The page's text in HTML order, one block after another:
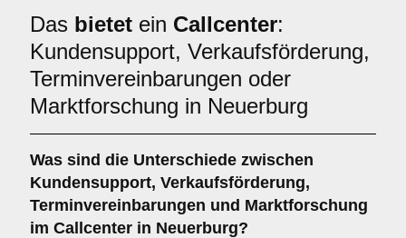
Das bietet ein Callcenter:
Kundensupport, Verkaufsförderung,
Terminvereinbarungen oder
Marktforschung in Neuerburg
Was sind die Unterschiede zwischen
Kundensupport, Verkaufsförderung,
Terminvereinbarungen und Marktforschung
im Callcenter in Neuerburg?